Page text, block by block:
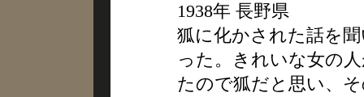
1938年 長野県
狐に化かされた話を
った。きれいな女の
たので狐だと思い、